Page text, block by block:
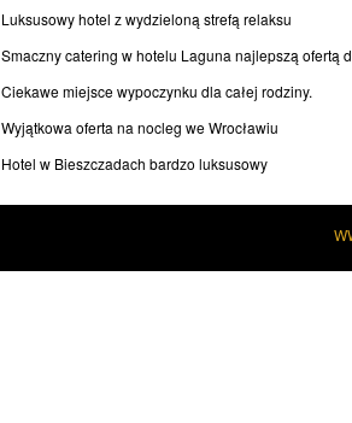
Luksusowy hotel z wydzieloną strefą relaksu
Smaczny catering w hotelu Laguna najlepszą ofertą
Ciekawe miejsce wypoczynku dla całej rodziny.
Wyjątkowa oferta na nocleg we Wrocławiu
Hotel w Bieszczadach bardzo luksusowy